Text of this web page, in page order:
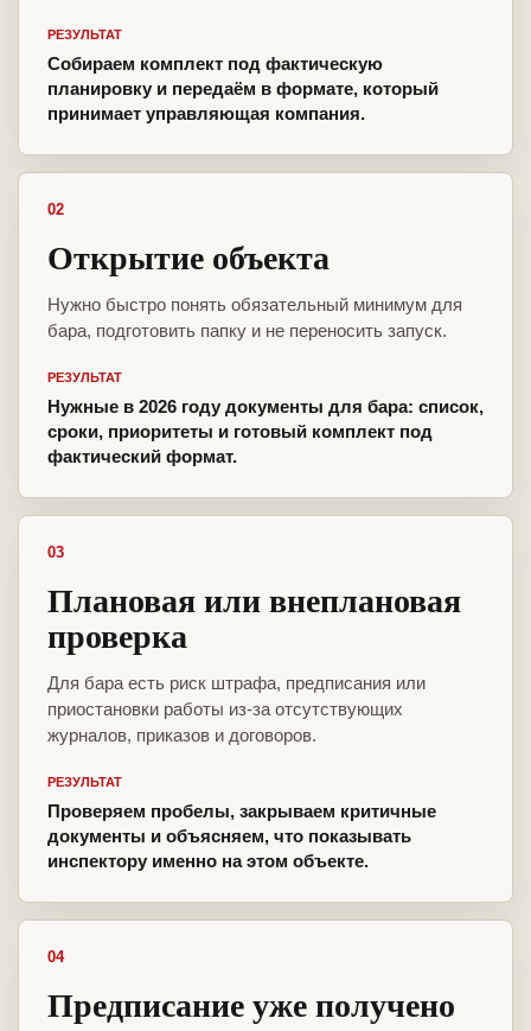
РЕЗУЛЬТАТ
Собираем комплект под фактическую
планировку и передаём в формате, который
принимает управляющая компания.
02
Открытие объекта
Нужно быстро понять обязательный минимум для
бара, подготовить папку и не переносить запуск.
РЕЗУЛЬТАТ
Нужные в 2026 году документы для бара: список,
сроки, приоритеты и готовый комплект под
фактический формат.
03
Плановая или внеплановая
проверка
Для бара есть риск штрафа, предписания или
приостановки работы из-за отсутствующих
журналов, приказов и договоров.
РЕЗУЛЬТАТ
Проверяем пробелы, закрываем критичные
документы и объясняем, что показывать
инспектору именно на этом объекте.
04
Предписание уже получено